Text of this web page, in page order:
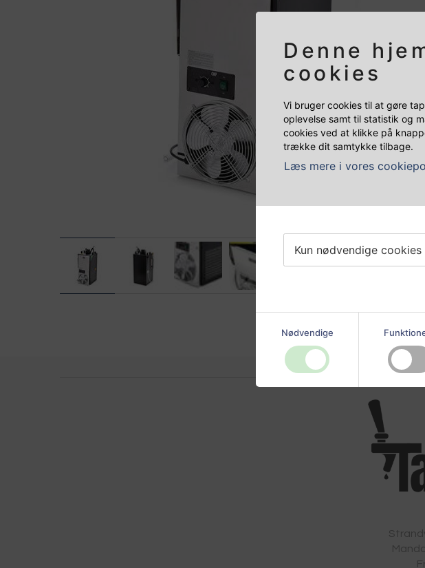
Denne
cookies
Vi bruger cookies til at gøre
oplevelse samt til statistik og
cookies ved at klikke på
trække dit samtykke tilbage.
Læs mere i vores
Kun nødvendige cookies
Nødvendige